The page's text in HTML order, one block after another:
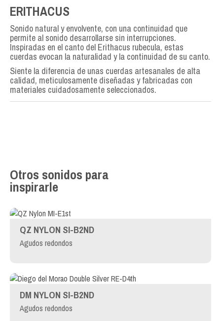
ERITHACUS
Sonido natural y envolvente, con una continuidad que
permite al sonido desarrollarse sin interrupciones.
Inspiradas en el canto del Erithacus rubecula, estas
cuerdas evocan la naturalidad y la continuidad de su canto.
Siente la diferencia de unas cuerdas artesanales de alta
calidad, meticulosamente diseñadas y fabricadas con
materiales cuidadosamente seleccionados.
Otros sonidos para
inspirarle
QZ NYLON SI-B2ND
Agudos redondos
DM NYLON SI-B2ND
Agudos redondos